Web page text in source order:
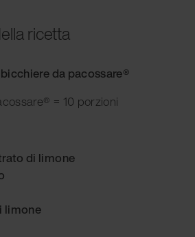
ricetta
da pacossare®
= 10 porzioni
di limone
limone